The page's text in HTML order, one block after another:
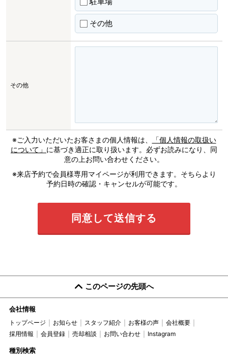
その他
その他
※ご入力いただいたお客さまの個人情報は、
「個人情報の取扱い
について」 に基づき適正に取り扱います。必ずお読みになり、同
意の上お問い合わせください。
※来店予約で会員様専用マイページが利用できます。そちらより
予約日時の確認・キャンセルが可能です。
このページの先頭へ
会社情報
トップページ お知らせ スタッフ紹介 お客様の声
会社概要
採用情報
会員登録 売却相談 お問い合わせ Instagram
種別検索